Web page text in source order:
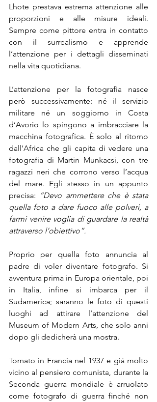
Lhote prestava estrema attenzione alle
proporzioni e alle misure ideali.
Sempre come pittore entra in contatto
con il surrealismo e apprende
l’attenzione per i dettagli disseminati
nella vita quotidiana.
L’attenzione per la fotografia nasce
però successivamente: né il servizio
militare né un soggiorno in Costa
d’Avorio lo spingono a imbracciare la
macchina fotografica. È solo al ritorno
dall’Africa che gli capita di vedere una
fotografia di Martin Munkacsi, con tre
ragazzi neri che corrono verso l’acqua
del mare. Egli stesso in un appunto
precisa: “Devo ammettere che è stata
quella foto a dare fuoco alle polveri, a
farmi venire voglia di guardare la realtà
attraverso l’obiettivo”.
Proprio per quella foto annuncia al
padre di voler diventare fotografo. Si
avventura prima in Europa orientale, poi
in Italia, infine si imbarca per il
Sudamerica; saranno le foto di questi
luoghi ad attirare l’attenzione del
Museum of Modern Arts, che solo anni
dopo gli dedicherà una mostra.
Tornato in Francia nel 1937 e già molto
vicino al pensiero comunista, durante la
Seconda guerra mondiale è arruolato
come fotografo di guerra finché non